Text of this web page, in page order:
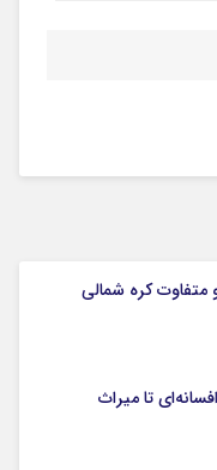
متفاوت کره شمالی
تا میراث